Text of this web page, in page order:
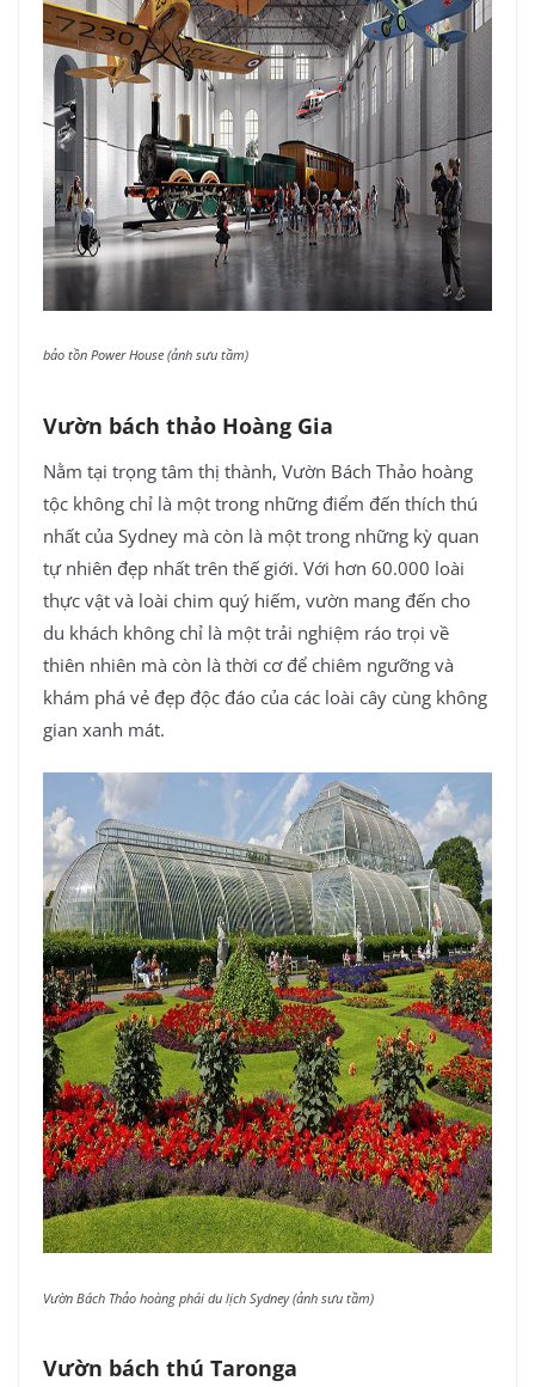
bảo tồn Power House (ảnh sưu tầm)
Vườn bách thảo Hoàng Gia
Nằm tại trọng tâm thị thành, Vườn Bách Thảo hoàng
tộc không chỉ là một trong những điểm đến thích thú
nhất của Sydney mà còn là một trong những kỳ quan
tự nhiên đẹp nhất trên thế giới. Với hơn 60.000 loài
thực vật và loài chim quý hiếm, vườn mang đến cho
du khách không chỉ là một trải nghiệm ráo trọi về
thiên nhiên mà còn là thời cơ để chiêm ngưỡng và
khám phá vẻ đẹp độc đáo của các loài cây cùng không
gian xanh mát.
Vườn Bách Thảo hoàng phái du lịch Sydney (ảnh sưu tầm)
Vườn bách thú Taronga